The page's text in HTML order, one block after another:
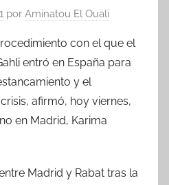
por Aminatou El Ouali
con el que el
entró en España para
y el
afirmó, hoy viernes,
en Madrid, Karima
Madrid y Rabat tras la